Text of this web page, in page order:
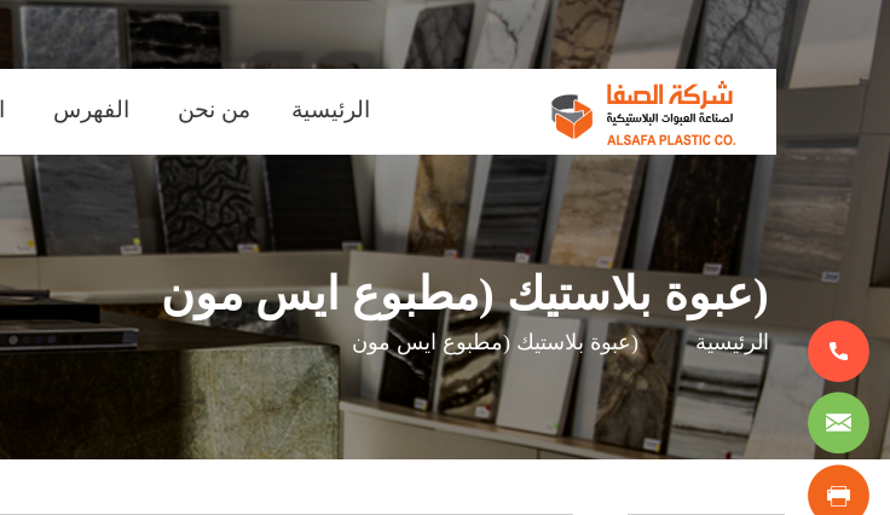
main
menu
الرئيسية من نحن الفهرس
(عبوة بلاستيك (مطبوع ايس مون
مسار
التنقل
الرئيسية (عبوة بلاستيك (مطبوع ايس مون